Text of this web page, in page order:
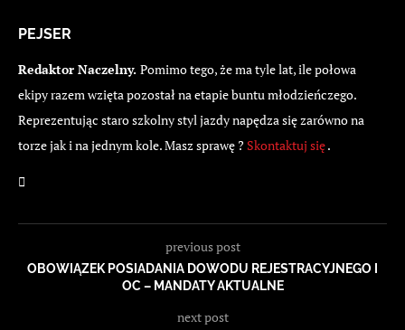
PEJSER
Redaktor Naczelny. Pomimo tego, że ma tyle lat, ile połowa
ekipy razem wzięta pozostał na etapie buntu młodzieńczego.
Reprezentując staro szkolny styl jazdy napędza się zarówno na
torze jak i na jednym kole. Masz sprawę ? Skontaktuj się.
previous post
OBOWIĄZEK POSIADANIA DOWODU REJESTRACYJNEGO I
OC – MANDATY AKTUALNE
next post